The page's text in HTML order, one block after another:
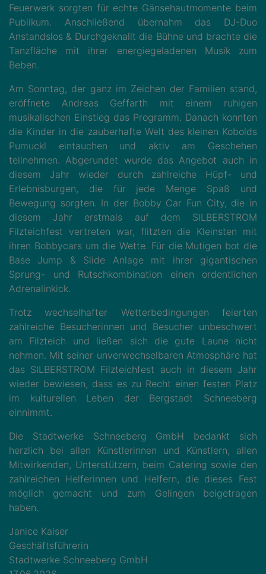
Feuerwerk sorgten für echte Gänsehautmomente beim
Publikum. Anschließend übernahm das DJ-Duo
Anstandslos & Durchgeknallt die Bühne und brachte die
Tanzfläche mit ihrer energiegeladenen Musik zum
Beben.
Am Sonntag, der ganz im Zeichen der Familien stand,
eröffnete Andreas Geffarth mit einem ruhigen
musikalischen Einstieg das Programm. Danach konnten
die Kinder in die zauberhafte Welt des kleinen Kobolds
Pumuckl eintauchen und aktiv am Geschehen
teilnehmen. Abgerundet wurde das Angebot auch in
diesem Jahr wieder durch zahlreiche Hüpf- und
Erlebnisburgen, die für jede Menge Spaß und
Bewegung sorgten. In der Bobby Car Fun City, die in
diesem Jahr erstmals auf dem SILBERSTROM
Filzteichfest vertreten war, flitzten die Kleinsten mit
ihren Bobbycars um die Wette. Für die Mutigen bot die
Base Jump & Slide Anlage mit ihrer gigantischen
Sprung- und Rutschkombination einen ordentlichen
Adrenalinkick.
Trotz wechselhafter Wetterbedingungen feierten
zahlreiche Besucherinnen und Besucher unbeschwert
am Filzteich und ließen sich die gute Laune nicht
nehmen. Mit seiner unverwechselbaren Atmosphäre hat
das SILBERSTROM Filzteichfest auch in diesem Jahr
wieder bewiesen, dass es zu Recht einen festen Platz
im kulturellen Leben der Bergstadt Schneeberg
einnimmt.
Die Stadtwerke Schneeberg GmbH bedankt sich
herzlich bei allen Künstlerinnen und Künstlern, allen
Mitwirkenden, Unterstützern, beim Catering sowie den
zahlreichen Helferinnen und Helfern, die dieses Fest
möglich gemacht und zum Gelingen beigetragen
haben.
Janice Kaiser
Geschäftsführerin
Stadtwerke Schneeberg GmbH